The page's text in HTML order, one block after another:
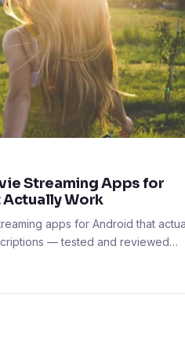
Streaming Apps for
Work
apps for Android that
— tested and reviewed…